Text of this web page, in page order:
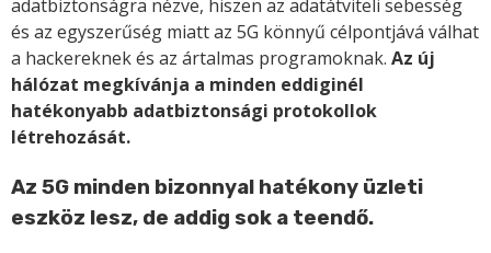
adatbiztonságra nézve, hiszen az adatátviteli sebesség
és az egyszerűség miatt az 5G könnyű célpontjává válhat
a hackereknek és az ártalmas programoknak. Az új
hálózat megkívánja a minden eddiginél
hatékonyabb adatbiztonsági protokollok
létrehozását.
Az 5G minden bizonnyal hatékony üzleti
eszköz lesz, de addig sok a teendő.